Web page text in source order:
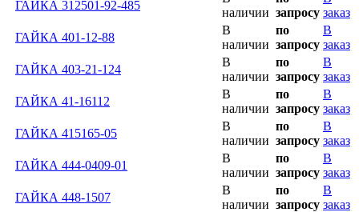
ГАЙКА 312501-92-485
наличии запросу заказ
ГАЙКА 401-12-88
В
наличии
по
запросу
В
заказ
ГАЙКА 403-21-124
В
наличии
по
запросу
В
заказ
ГАЙКА 41-16112
В
наличии
по
запросу
В
заказ
ГАЙКА 415165-05
В
наличии
по
запросу
В
заказ
ГАЙКА 444-0409-01
В
наличии
по
запросу
В
заказ
ГАЙКА 448-1507
В
наличии
по
запросу
В
заказ